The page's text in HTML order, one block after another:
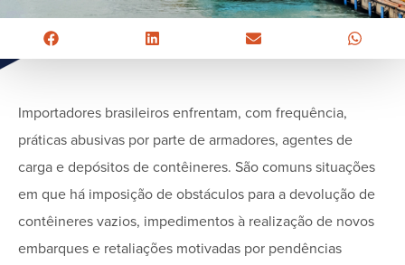
Importadores brasileiros enfrentam, com frequência,
práticas abusivas por parte de armadores, agentes de
carga e depósitos de contêineres. São comuns situações
em que há imposição de obstáculos para a devolução de
contêineres vazios, impedimentos à realização de novos
embarques e retaliações motivadas por pendências